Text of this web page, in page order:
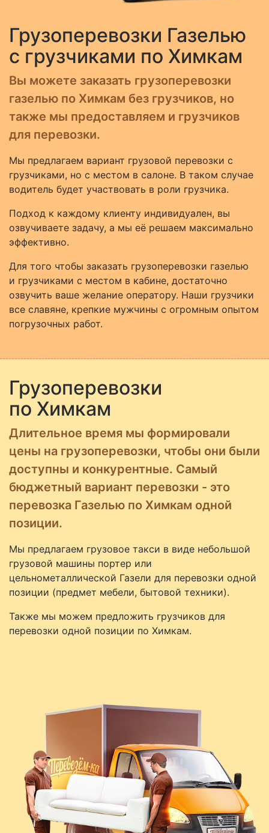
Грузоперевозки Газелью
с грузчиками по Химкам
Вы можете заказать грузоперевозки
газелью по Химкам без грузчиков, но
также мы предоставляем и грузчиков
для перевозки.
Мы предлагаем вариант грузовой перевозки с
грузчиками, но с местом в салоне. В таком случае
водитель будет участвовать в роли грузчика.
Подход к каждому клиенту индивидуален, вы
озвучиваете задачу, а мы её решаем максимально
эффективно.
Для того чтобы заказать грузоперевозки газелью
и грузчиками с местом в кабине, достаточно
озвучить ваше желание оператору. Наши грузчики
все славяне, крепкие мужчины с огромным опытом
погрузочных работ.
Грузоперевозки
по Химкам
Длительное время мы формировали
цены на грузоперевозки, чтобы они были
доступны и конкурентные. Самый
бюджетный вариант перевозки - это
перевозка Газелью по Химкам одной
позиции.
Мы предлагаем грузовое такси в виде небольшой
грузовой машины портер или
цельнометаллической Газели для перевозки одной
позиции (предмет мебели, бытовой техники).
Также мы можем предложить грузчиков для
перевозки одной позиции по Химкам.